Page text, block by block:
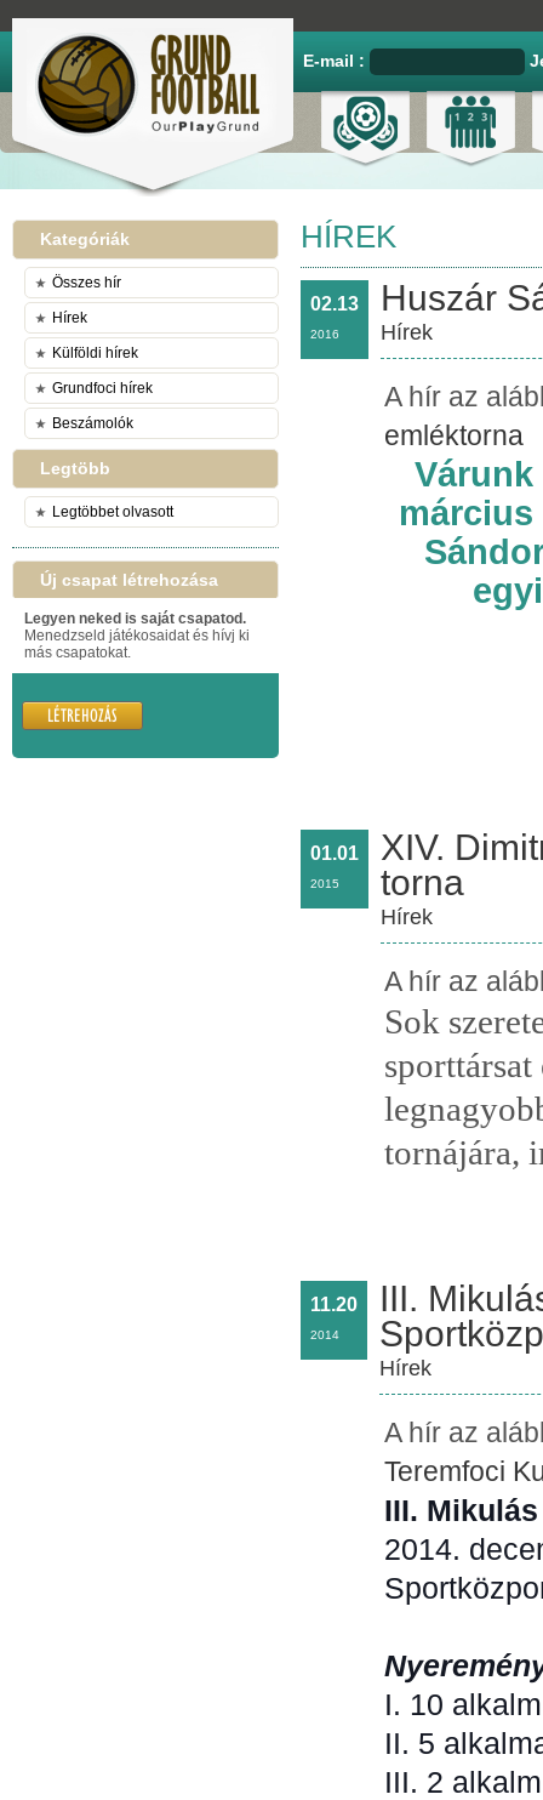
E-mail :
Kategóriák
Összes hír
Hírek
Külföldi hírek
Grundfoci hírek
Beszámolók
Legtöbb
Legtöbbet olvasott
Új csapat létrehozása
Legyen neked is saját csapatod.
Menedzseld játékosaidat és hívj ki
más csapatokat.
HÍREK
02.13
2016
Huszár
Hírek
A hír az
emléktorna
Várunk
március
01.01
2015
XIV.
torna
Hírek
A hír az
Sok
tornájára,
11.20
2014
III.
Hírek
A hír az
Teremfoci
III.
2014.
I. 10
II. 5
III. 2